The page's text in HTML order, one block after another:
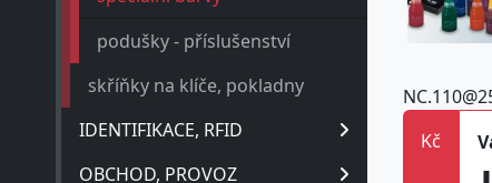
podušky - příslušenství
skříňky na klíče, pokladny
IDENTIFIKACE, RFID
OBCHOD, PROVOZ
Kč